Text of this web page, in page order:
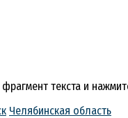
текста и
Челябинская область